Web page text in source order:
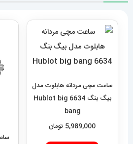
ساعت مچی مردانه هابلوت مدل
بیگ بنگ 6634 Hublot big
bang
5,989,000 تومان